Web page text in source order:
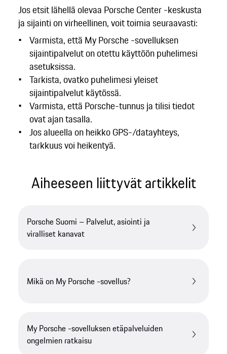
Jos etsit lähellä olevaa Porsche Center -keskusta
ja sijainti on virheellinen, voit toimia seuraavasti:
Varmista, että My Porsche -sovelluksen
sijaintipalvelut on otettu käyttöön puhelimesi
asetuksissa.
Tarkista, ovatko puhelimesi yleiset
sijaintipalvelut käytössä.
Varmista, että Porsche-tunnus ja tilisi tiedot
ovat ajan tasalla.
Jos alueella on heikko GPS-/datayhteys,
tarkkuus voi heikentyä.
Aiheeseen liittyvät artikkelit
Porsche Suomi – Palvelut, asiointi ja
viralliset kanavat
Mikä on My Porsche -sovellus?
My Porsche -sovelluksen etäpalveluiden
ongelmien ratkaisu